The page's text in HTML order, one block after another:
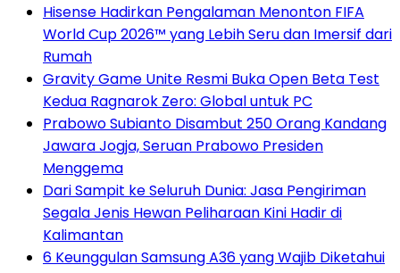
Hisense Hadirkan Pengalaman Menonton FIFA
World Cup 2026™ yang Lebih Seru dan Imersif dari
Rumah
Gravity Game Unite Resmi Buka Open Beta Test
Kedua Ragnarok Zero: Global untuk PC
Prabowo Subianto Disambut 250 Orang Kandang
Jawara Jogja, Seruan Prabowo Presiden
Menggema
Dari Sampit ke Seluruh Dunia: Jasa Pengiriman
Segala Jenis Hewan Peliharaan Kini Hadir di
Kalimantan
6 Keunggulan Samsung A36 yang Wajib Diketahui